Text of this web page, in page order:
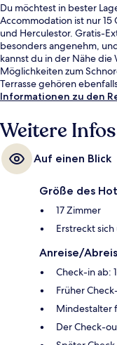
Du möchtest in bester
Accommodation ist nur
und Herculestor. Gratis-
besonders angenehm,
kannst du in der Nähe
Möglichkeiten zum
Terrasse gehören
Informationen zu den
Weitere
Auf einen Blick
Größe des
17 Zimmer
Erstreckt
Anreise/
Check-in ab:
Früher
Mindestalter
Der Check-